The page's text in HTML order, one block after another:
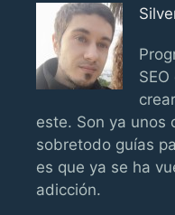
este. Son ya unos
sobretodo guías
es que ya se ha
adicción.